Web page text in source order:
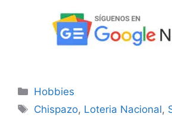
Categorías
Hobbies
Etiquetas
Chispazo, Loteria Nacional,